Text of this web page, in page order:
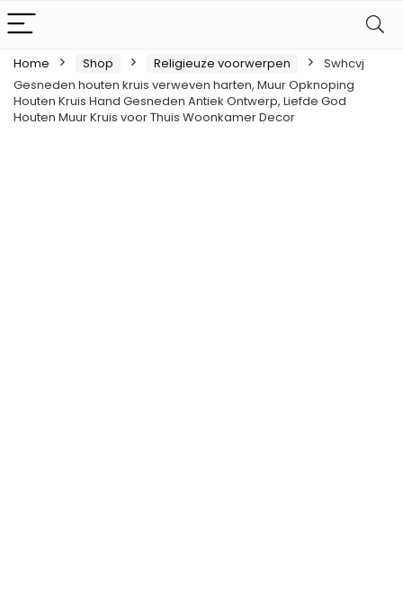
Home Shop Religieuze voorwerpen
Swhcvj
Gesneden houten kruis verweven harten, Muur Opknoping
Houten Kruis Hand Gesneden Antiek Ontwerp, Liefde God
Houten Muur Kruis voor Thuis Woonkamer Decor